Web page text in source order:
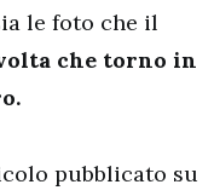
le foto che il
che torno in
pubblicato su